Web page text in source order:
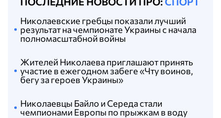
Николаевцы Байло и Середа стали
чемпионами Европы по прыжкам в воду
Жителей Николаева приглашают принять
участие в ежегодном забеге «Чту воинов,
бегу за героев Украины»
Николаевские гребцы показали лучший
результат на чемпионате Украины с начала
полномасштабной войны